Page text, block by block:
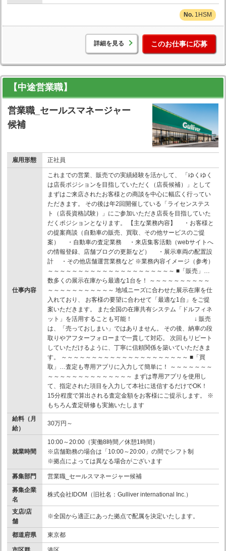
1HSM
詳細を見る このお仕事に応募
【中途営業職】
営業職_セールスマネージャー
候補
雇用形態 正社員
仕事内容
これまでの営業、販売での実績経験を活かして、 「ゆくゆく
は店長ポジションを目指していただく（店長候補）」として
まずはご来店されたお客様との商談を中心に幅広く行ってい
ただきます。 その後は年2回開催している「ライセンステス
ト（店長資格試験）」にご参加いただき店長を目指していた
だくポジションとなります。 【主な業務内容】 ・お客様と
の提案商談（自動車の販売、買取、その他サービスのご提
案） ・自動車の査定業務 ・来店集客活動（webサイトへ
の情報登録、店舗ブログの更新など） ・展示車両の配置設
計 ・その他店舗運営業務など ※業務内容イメージ（参考）
～～～～～～～～～～～～～～～～～～～～～ ■「販売」…
数多くの展示在庫から最適な1台を！ ～～～～～～～～～～
～～～～～～～～～～～ 地域ニーズに合わせた展示在庫を仕
入れており、 お客様の要望に合わせて「最適な1台」をご提
案いただきます。 また全国の在庫共有システム「ドルフィネ
ット」を活用することも可能！ ↓ 販売
は、「売っておしまい」ではありません。 その後、納車の段
取りやアフターフォローまで一貫して対応。 次回もリピート
していただけるように、丁寧に信頼関係を築いていただきま
す。 ～～～～～～～～～～～～～～～～～～～～～ ■「買
取」…査定も専用アプリに入力して簡単に！ ～～～～～～～
～～～～～～～～～～～～～～ まずは専用アプリを使用し
て、指定された項目を入力して本社に送信するだけでOK！
15分程度で算出される査定金額をお客様にご提示します。 ※
もちろん査定研修も実施いたします
給料（月
給）
30万円～
就業時間
10:00～20:00（実働8時間／休憩1時間）
※店舗勤務の場合は「10:00～20:00」の間でシフト制
※拠点によっては異なる場合がございます
募集部門
営業職_セールスマネージャー候補
募集企業
名
株式会社IDOM（旧社名：Gulliver international Inc.）
支店/店
舗
※全国から適正にあった拠点で配属を決定いたします。
都道府県 東京都